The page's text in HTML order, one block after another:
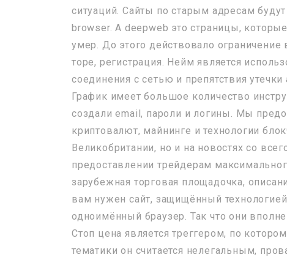
ситуаций. Сайты по старым адресам
browser. А deepweb это страницы,
умер. До этого действовало
торе, регистрация. Нейм является
соединения с сетью и препятствия
График имеет большое количество
создали email, пароли и логины. Мы
криптовалют, майнинге и технологии
Великобритании, но и на новостях со
предоставлении трейдерам
зарубежная торговая площадочка,
вам нужен сайт, защищённый
одноимённый браузер. Так что они
Стоп цена является треггером, по
тематики он считается нелегальным,